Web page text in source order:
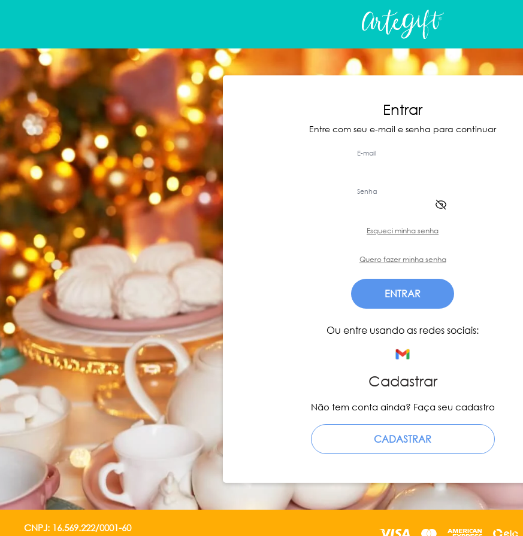
Entrar
Entre com seu e-mail e senha para continuar
E-mail
Senha
Esqueci minha senha
Quero fazer minha senha
ENTRAR
Ou entre usando as redes sociais:
Cadastrar
Não tem conta ainda? Faça seu cadastro
CADASTRAR
CNPJ: 16.569.222/0001-60